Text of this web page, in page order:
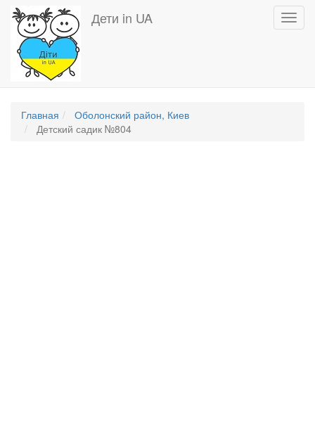
Перейти
основному
содержанию
Дети in UA
Главная
Оболонский район, Киев
Детский садик №804